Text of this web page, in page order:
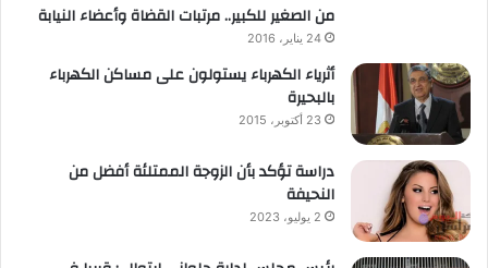
من الصغير للكبير.. مرتبات القضاة وأعضاء النيابة
24 يناير، 2016
أثرياء الكهرباء يستولون على مساكن الكهرباء
بالبحيرة
23 أكتوبر، 2015
دراسة تؤكد بأن الزوجة الممتلئة أفضل من
النحيفة
2 يوليو، 2023